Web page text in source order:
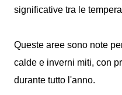
significative tra le
Queste aree sono note
calde e inverni miti, con
durante tutto l'anno.